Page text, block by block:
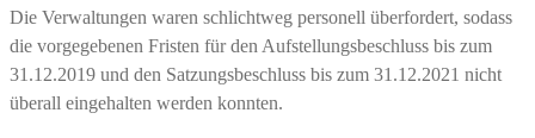
Die Verwaltungen waren schlichtweg personell überfordert, sodass
die vorgegebenen Fristen für den Aufstellungsbeschluss bis zum
31.12.2019 und den Satzungsbeschluss bis zum 31.12.2021 nicht
überall eingehalten werden konnten.